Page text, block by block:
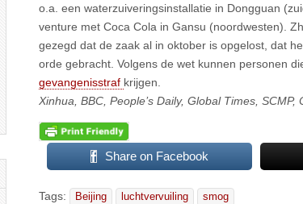
o.a. een waterzuiveringsinstallatie in Dongguan
venture met Coca Cola in Gansu (noordwesten).
gezegd dat de zaak al in oktober is opgelost, dat
orde gebracht. Volgens de wet kunnen personen
gevangenisstraf krijgen.
Xinhua, BBC, People’s Daily, Global Times, SCMP,
Share on Facebook
Tags: Beijing luchtvervuiling smog